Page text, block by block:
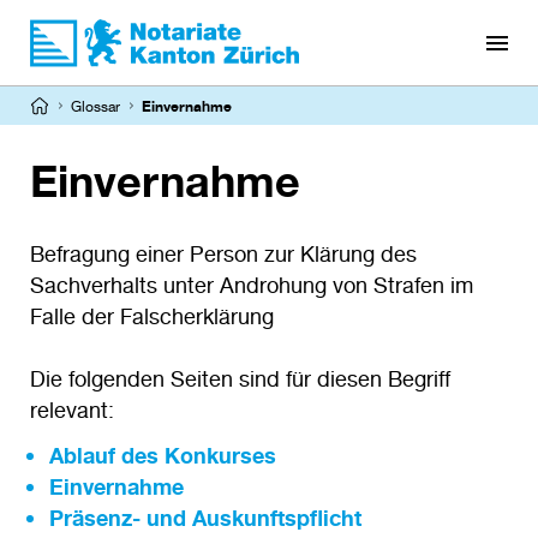
Direkt
zum
Pfadnavigation
Glossar Einvernahme
Einvernahme
Befragung einer Person zur Klärung des
Sachverhalts unter Androhung von Strafen im
Falle der Falscherklärung
Die folgenden Seiten sind für diesen Begriff
relevant:
Ablauf des Konkurses
Einvernahme
Präsenz- und Auskunftspflicht